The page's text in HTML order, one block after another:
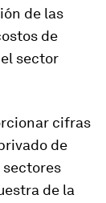
de las
de
sector
cifras
de
sectores
de la